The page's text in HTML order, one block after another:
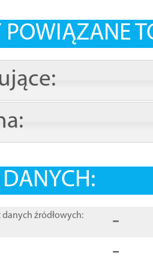
POWIĄZANE
źródłowych: -
-